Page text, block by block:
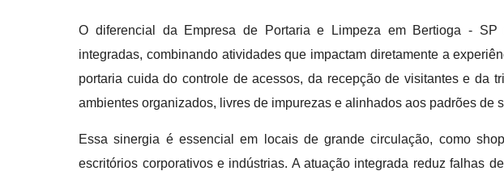
O diferencial da Empresa de Portaria e Limpeza em Bertioga - SP
integradas, combinando atividades que impactam diretamente a
portaria cuida do controle de acessos, da recepção de visitantes e da
ambientes organizados, livres de impurezas e alinhados aos padrões de
Essa sinergia é essencial em locais de grande circulação, como
escritórios corporativos e indústrias. A atuação integrada reduz falhas